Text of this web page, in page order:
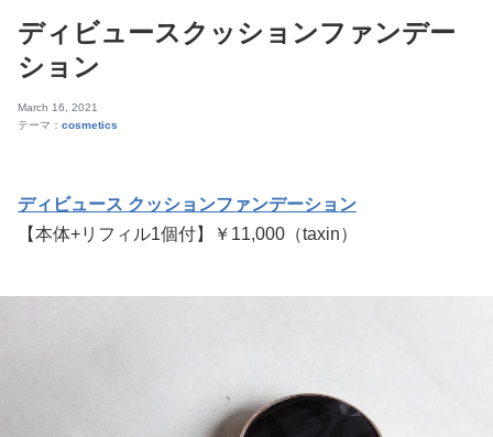
ディビュースクッションファンデー
ション
March 16, 2021
テーマ： cosmetics
ディビュース クッションファンデーション
【本体+リフィル1個付】￥11,000（taxin）